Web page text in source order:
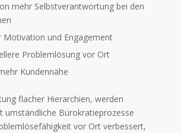
mehr Selbstverantwortung bei den
Motivation und Engagement
Problemlösung vor Ort
Kundennähe
flacher Hierarchien, werden
umständliche Bürokratieprozesse
vor Ort verbessert,